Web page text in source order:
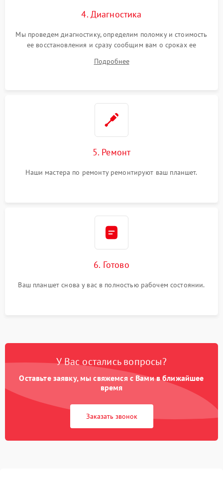
4. Диагностика
Мы проведем диагностику, определим поломку и стоимость
ее восстановления и сразу сообщим вам о сроках ее
Подробнее
5. Ремонт
Наши мастера по ремонту ремонтируют ваш планшет.
6. Готово
Ваш планшет снова у вас в полностью рабочем состоянии.
У Вас остались вопросы?
Оставьте заявку, мы свяжемся с Вами в ближайшее
время
Заказать звонок